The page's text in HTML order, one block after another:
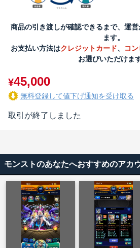
商品の引き渡しが確認できるまで、運
ます。
お支払い方法はクレジットカード、 コ
お選びいただけま
¥45,000
無料登録して値下げ通知を受け取る
取引が終了しました
モンストのあなたへおすすめのアカ